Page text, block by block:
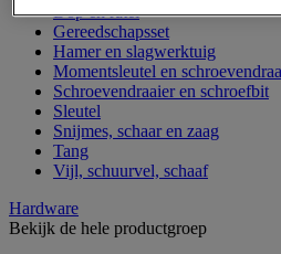
Dop en ratel
Gereedschapsset
Hamer en slagwerktuig
Momentsleutel en
Schroevendraaier en schroefbit
Sleutel
Snijmes, schaar en zaag
Tang
Vijl, schuurvel, schaaf
Hardware
Bekijk de hele productgroep